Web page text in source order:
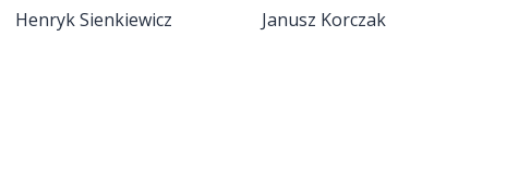
Henryk Sienkiewicz Janusz Korczak